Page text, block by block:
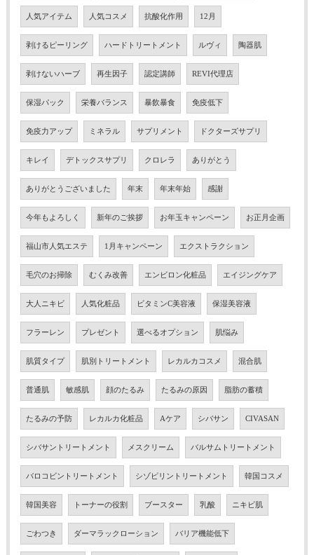
人気アイテム 人気コスメ 抗酸化作用 12月
剥けるピーリング ハードトリートメント ルヴィ 陶器肌
剥けないハーブ 再生因子 認定講師 REVI代理店
保湿パック 栄養バランス 暴飲暴食 免疫低下
免疫力アップ ミネラル サプリメント ドクターズサプリ
キレイ デトックスサプリ クロレラ ありがとう
ありがとうございました 年末 年末年始 感謝
今年もよろしく 新年のご挨拶 お年玉キャンペーン お正月企画
福山市人気エステ 1月キャンペーン エクストラクション
毛穴のお掃除 むくみ改善 エンビロン化粧品 エイジングケア
大人ニキビ 人気化粧品 ビタミンC美容液 保湿美容液
フラーレン プレゼント 選べるオプション 肌悩み
肌質タイプ 肌別トリートメント レカルカコスメ 混合肌
普通肌 敏感肌 顔のたるみ たるみの原因 脂肪の蓄積
たるみの予防 レカルカ化粧品 Aケア シバサン CIVASAN
シバサントリートメント メスクリーム バルサムトリートメント
バロコビントリートメント シゾピリントリートメント 韓国コスメ
韓国美容 トーナーの役割 ブースター 乳酸 ニキビ肌
ごわつき ダーマラックローション バリア機能低下